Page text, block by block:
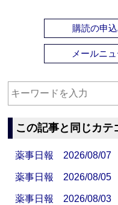
購読の申
メールニ
この記事と同じカテ
薬事日報 2026/08/07
薬事日報 2026/08/05
薬事日報 2026/08/03